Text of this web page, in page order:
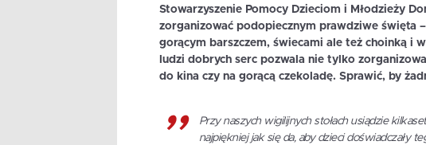
Stowarzyszenie Pomocy Dzieciom i Młodzieży
zorganizować podopiecznym prawdziwe święta
gorącym barszczem, świecami ale też choinką i
ludzi dobrych serc pozwala nie tylko
do kina czy na gorącą czekoladę. Sprawić, by
Przy naszych wigilijnych stołach usiądzie
najpiękniej jak się da, aby dzieci doświadczały